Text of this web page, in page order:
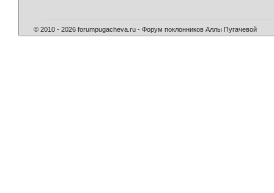
© 2010 - 2026 forumpugacheva.ru - Форум поклонников Аллы Пугачевой